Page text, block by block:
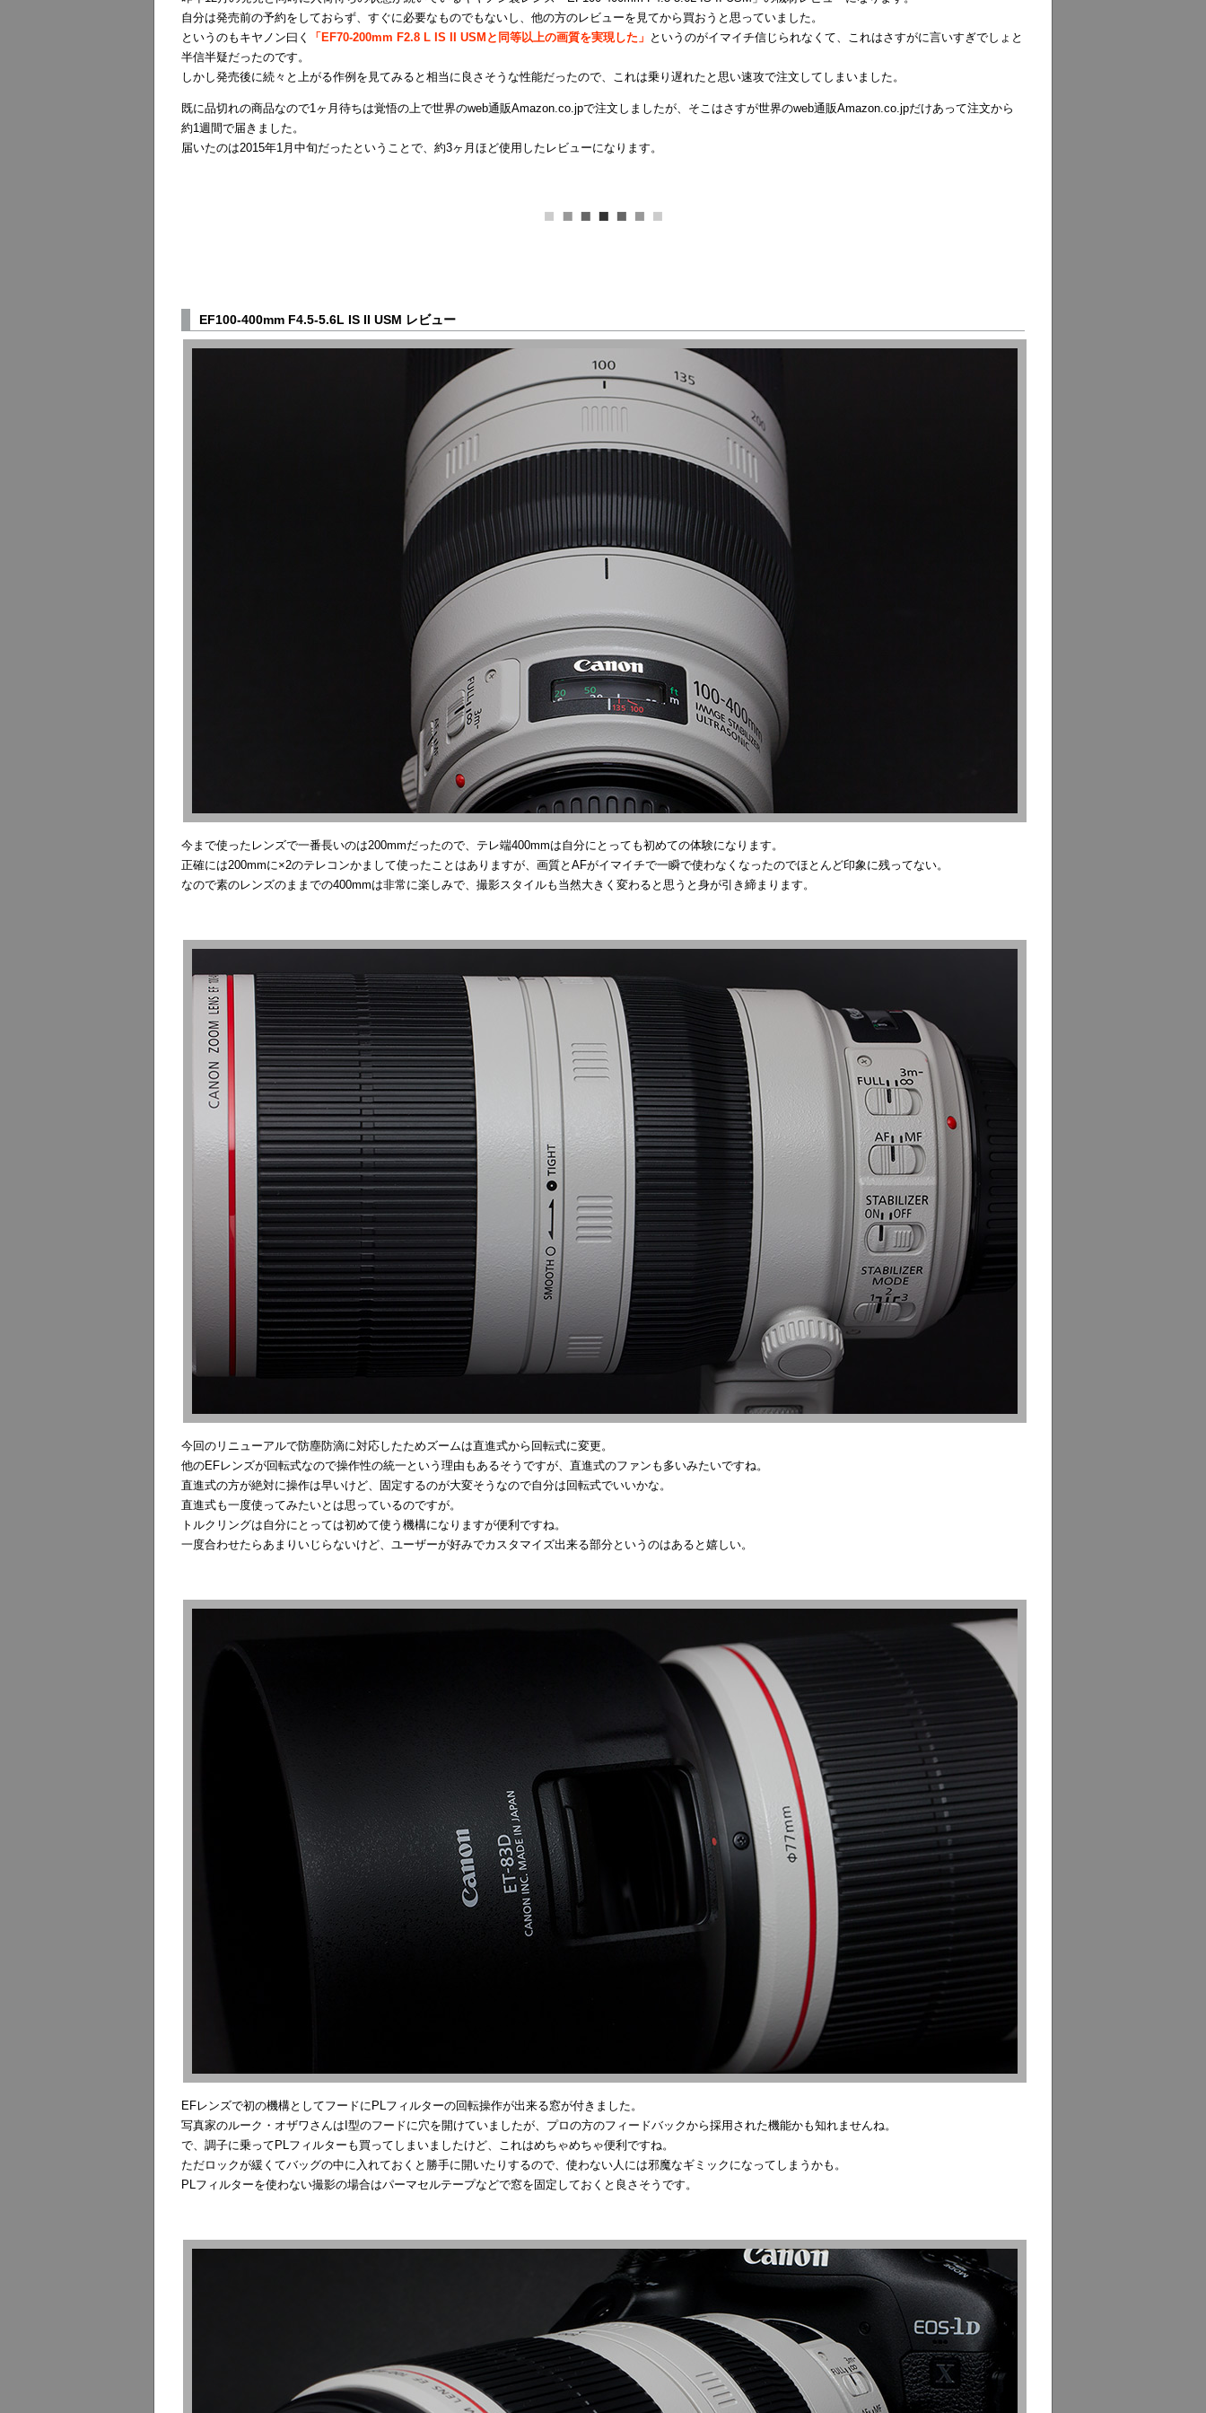
自分は発売前の予約をしておらず、すぐに必要なものでもないし、他の方のレビューを見てから買おうと思っていました。
というのもキヤノン曰く
「EF70-200mm F2.8 L IS II USMと同等以上の画質を実現した」 というのがイマイチ信じられなくて、これはさすがに言いすぎでしょと
半信半疑だったのです。
しかし発売後に続々と上がる作例を見てみると相当に良さそうな性能だったので、これは乗り遅れたと思い速攻で注文してしまいました。
既に品切れの商品なので1ヶ月待ちは覚悟の上で世界のweb通販Amazon.co.jpで注文しましたが、そこはさすが世界のweb通販Amazon.co.jpだけあって注文から
約1週間で届きました。
届いたのは2015年1月中旬だったということで、約3ヶ月ほど使用したレビューになります。
EF100-400mm F4.5-5.6L IS II USM レビュー
今まで使ったレンズで一番長いのは200mmだったので、テレ端400mmは自分にとっても初めての体験になります。
正確には200mmに×2のテレコンかまして使ったことはありますが、画質とAFがイマイチで一瞬で使わなくなったのでほとんど印象に残ってない。
なので素のレンズのままでの400mmは非常に楽しみで、撮影スタイルも当然大きく変わると思うと身が引き締まります。
今回のリニューアルで防塵防滴に対応したためズームは直進式から回転式に変更。
他のEFレンズが回転式なので操作性の統一という理由もあるそうですが、直進式のファンも多いみたいですね。
直進式の方が絶対に操作は早いけど、固定するのが大変そうなので自分は回転式でいいかな。
直進式も一度使ってみたいとは思っているのですが。
トルクリングは自分にとっては初めて使う機構になりますが便利ですね。
一度合わせたらあまりいじらないけど、ユーザーが好みでカスタマイズ出来る部分というのはあると嬉しい。
EFレンズで初の機構としてフードにPLフィルターの回転操作が出来る窓が付きました。
写真家のルーク・オザワさんはI型のフードに穴を開けていましたが、プロの方のフィードバックから採用された機能かも知れませんね。
で、調子に乗ってPLフィルターも買ってしまいましたけど、これはめちゃめちゃ便利ですね。
ただロックが緩くてバッグの中に入れておくと勝手に開いたりするので、使わない人には邪魔なギミックになってしまうかも。
PLフィルターを使わない撮影の場合はパーマセルテープなどで窓を固定しておくと良さそうです。